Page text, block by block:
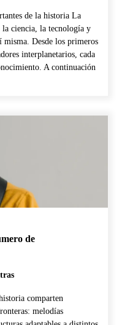
de la historia La
la ciencia, la tecnología y
Desde los primeros
interplanetarios, cada
A continuación
de
comparten
melodías